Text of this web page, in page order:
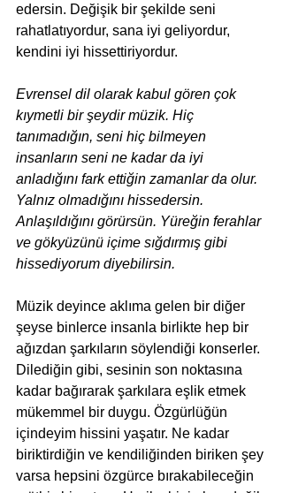
edersin. Değişik bir şekilde seni
rahatlatıyordur, sana iyi geliyordur,
kendini iyi hissettiriyordur.
Evrensel dil olarak kabul gören çok
kıymetli bir şeydir müzik. Hiç
tanımadığın, seni hiç bilmeyen
insanların seni ne kadar da iyi
anladığını fark ettiğin zamanlar da olur.
Yalnız olmadığını hissedersin.
Anlaşıldığını görürsün. Yüreğin ferahlar
ve gökyüzünü içime sığdırmış gibi
hissediyorum diyebilirsin.
Müzik deyince aklıma gelen bir diğer
şeyse binlerce insanla birlikte hep bir
ağızdan şarkıların söylendiği konserler.
Dilediğin gibi, sesinin son noktasına
kadar bağırarak şarkılara eşlik etmek
mükemmel bir duygu. Özgürlüğün
içindeyim hissini yaşatır. Ne kadar
biriktirdiğin ve kendiliğinden biriken şey
varsa hepsini özgürce bırakabileceğin